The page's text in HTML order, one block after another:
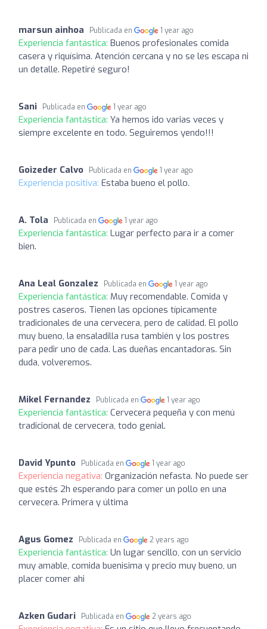
marsun ainhoa Publicada en 1 year ago
Experiencia fantástica: Buenos profesionales comida
casera y riquísima. Atención cercana y no se les escapa ni
un detalle. Repetiré seguro!
Sani Publicada en 1 year ago
Experiencia fantástica: Ya hemos ido varias veces y
siempre excelente en todo. Seguiremos yendo!!!
Goizeder Calvo Publicada en 1 year ago
Experiencia positiva: Estaba bueno el pollo.
A. Tola Publicada en 1 year ago
Experiencia fantástica: Lugar perfecto para ir a comer
bien.
Ana Leal Gonzalez Publicada en 1 year ago
Experiencia fantástica: Muy recomendable. Comida y
postres caseros. Tienen las opciones típicamente
tradicionales de una cervecera, pero de calidad. El pollo
muy bueno, la ensaladilla rusa también y los postres
para pedir uno de cada. Las dueñas encantadoras. Sin
duda, volveremos.
Mikel Fernandez Publicada en 1 year ago
Experiencia fantástica: Cervecera pequeña y con menú
tradicional de cervecera, todo genial.
David Ypunto Publicada en 1 year ago
Experiencia negativa: Organización nefasta. No puede ser
que estés 2h esperando para comer un pollo en una
cervecera. Primera y última
Agus Gomez Publicada en 2 years ago
Experiencia fantástica: Un lugar sencillo, con un servicio
muy amable, comida buenisima y precio muy bueno, un
placer comer ahi
Azken Gudari Publicada en 2 years ago